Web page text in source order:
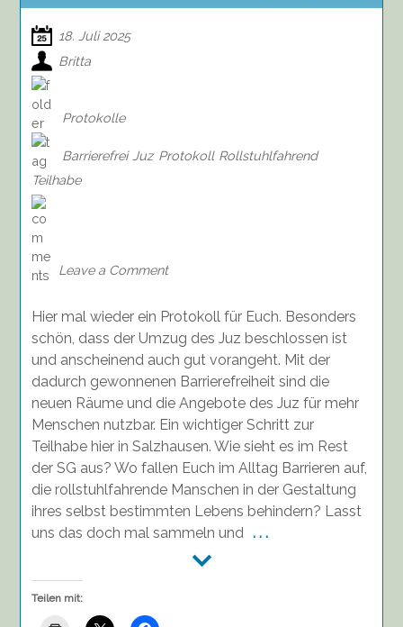
18. Juli 2025
Britta
Protokolle
Barrierefrei Juz Protokoll Rollstuhlfahrend
Teilhabe
Leave a Comment
des
der
Gemeinde
Salzhausen,
02.07.2025
Hier mal wieder ein Protokoll für Euch. Besonders
schön, dass der Umzug des Juz beschlossen ist
und anscheinend auch gut vorangeht. Mit der
dadurch gewonnenen Barrierefreiheit sind die
neuen Räume und die Angebote des Juz für mehr
Menschen nutzbar. Ein wichtiger Schritt zur
Teilhabe hier in Salzhausen. Wie sieht es im Rest
der SG aus? Wo fallen Euch im Alltag Barrieren auf,
die rollstuhlfahrende Manschen in der Gestaltung
ihres selbst bestimmten Lebens behindern? Lasst
uns das doch mal sammeln und . . .
Teilen mit: